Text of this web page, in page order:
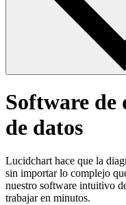
Software de
de datos
Lucidchart hace que la
sin importar lo complejo
nuestro software intuitivo
trabajar en minutos.